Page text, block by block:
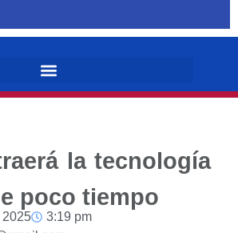
la tecnología
poco tiempo
2025
3:19 pm